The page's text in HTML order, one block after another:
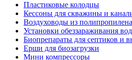
Пластиковые колодцы
Кессоны для скважины и
Воздуховоды из полипропилена
Установки обеззараживания
Биопрепараты для септиков и
Ерши для биозагрузки
Мини компрессоры